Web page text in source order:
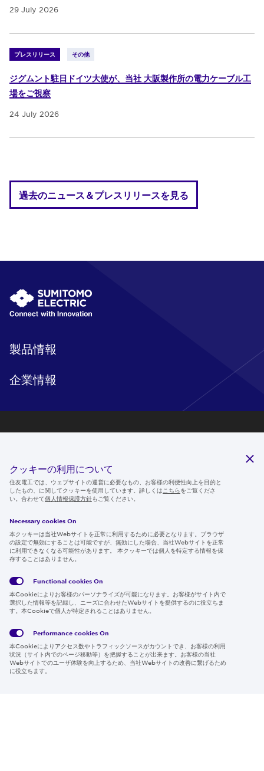
29 July 2026
プレスリリース その他
ジグムント駐日ドイツ大使が、当社 大阪製作所の電力ケーブル工
場をご視察
24 July 2026
過去のニュース＆プレスリリースを見る
製品情報
企業情報
ニュースルーム
IR情報
採用情報
Global
Policy
サイト
約
Region & Language:
Japan | JP
クッキーの利用について
住友電工では、ウェブサイトの運営に必要なもの、お客様の利便性向上を目的と
したもの、に関してクッキーを使用しています。詳しくは こちらをご覧くださ
い。合わせて個人情報保護方針もご覧ください。
Necessary cookies On
本クッキーは当社Webサイトを正常に利用するために必要となります。ブラウザ
の設定で無効にすることは可能ですが、無効にした場合、当社Webサイトを正常
に利用できなくなる可能性があります。 本クッキーでは個人を特定する情報を保
存することはありません。
Functional cookies On
本Cookieによりお客様のパーソナライズが可能になります。お客様がサイト内で
選択した情報等を記録し、ニーズに合わせたWebサイトを提供するのに役立ちま
す。本Cookieで個人が特定されることはありません。
Performance cookies On
本Cookieによりアクセス数やトラフィックソースがカウントでき、お客様の利用
状況（サイト内でのページ移動等）を把握することが出来ます。お客様の当社
Webサイトでのユーザ体験を向上するため、当社Webサイトの改善に繋げるため
に役立ちます。